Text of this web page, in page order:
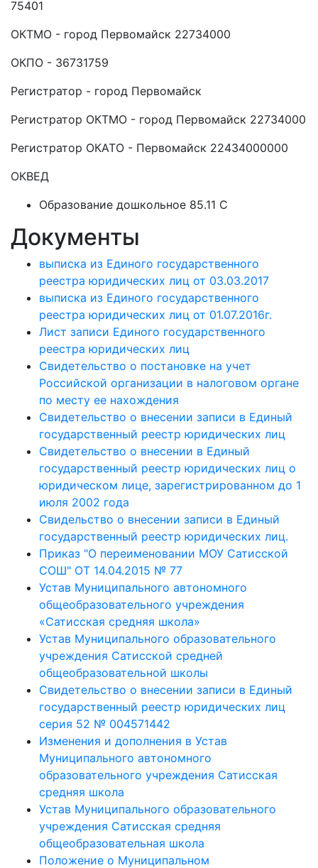
75401
ОКТМО - город Первомайск 22734000
ОКПО - 36731759
Регистратор - город Первомайск
Регистратор ОКТМО - город Первомайск 22734000
Регистратор ОКАТО - Первомайск 22434000000
ОКВЕД
Образование дошкольное 85.11 C
Документы
выписка из Единого государственного
реестра юридических лиц от 03.03.2017
выписка из Единого государственного
реестра юридических лиц от 01.07.2016г.
Лист записи Единого государственного
реестра юридических лиц
Свидетельство о постановке на учет
Российской организации в налоговом органе
по месту ее нахождения
Свидетельство о внесении записи в Единый
государственный реестр юридических лиц
Свидетельство о внесении в Единый
государственный реестр юридических лиц о
юридическом лице, зарегистрированном до 1
июля 2002 года
Свидельство о внесении записи в Единый
государственный реестр юридических лиц.
Приказ "О переименовании МОУ Сатисской
СОШ" ОТ 14.04.2015 № 77
Устав Муниципального автономного
общеобразовательного учреждения
«Сатисская средняя школа»
Устав Муниципального образовательного
учреждения Сатисской средней
общеобразовательной школы
Свидетельство о внесении записи в Единый
государственный реестр юридических лиц
серия 52 № 004571442
Изменения и дополнения в Устав
Муниципального автономного
образовательного учреждения Сатисская
средняя школа
Устав Муниципального образовательного
учреждения Сатисская средняя
общеобразовательная школа
Положение о Муниципальном